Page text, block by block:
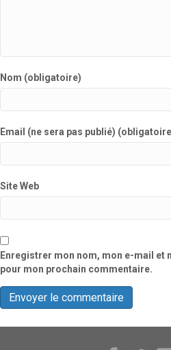
Nom (obligatoire)
Email (ne sera pas publié)
Site Web
Enregistrer mon nom, mon e-mail et
pour mon prochain commentaire.